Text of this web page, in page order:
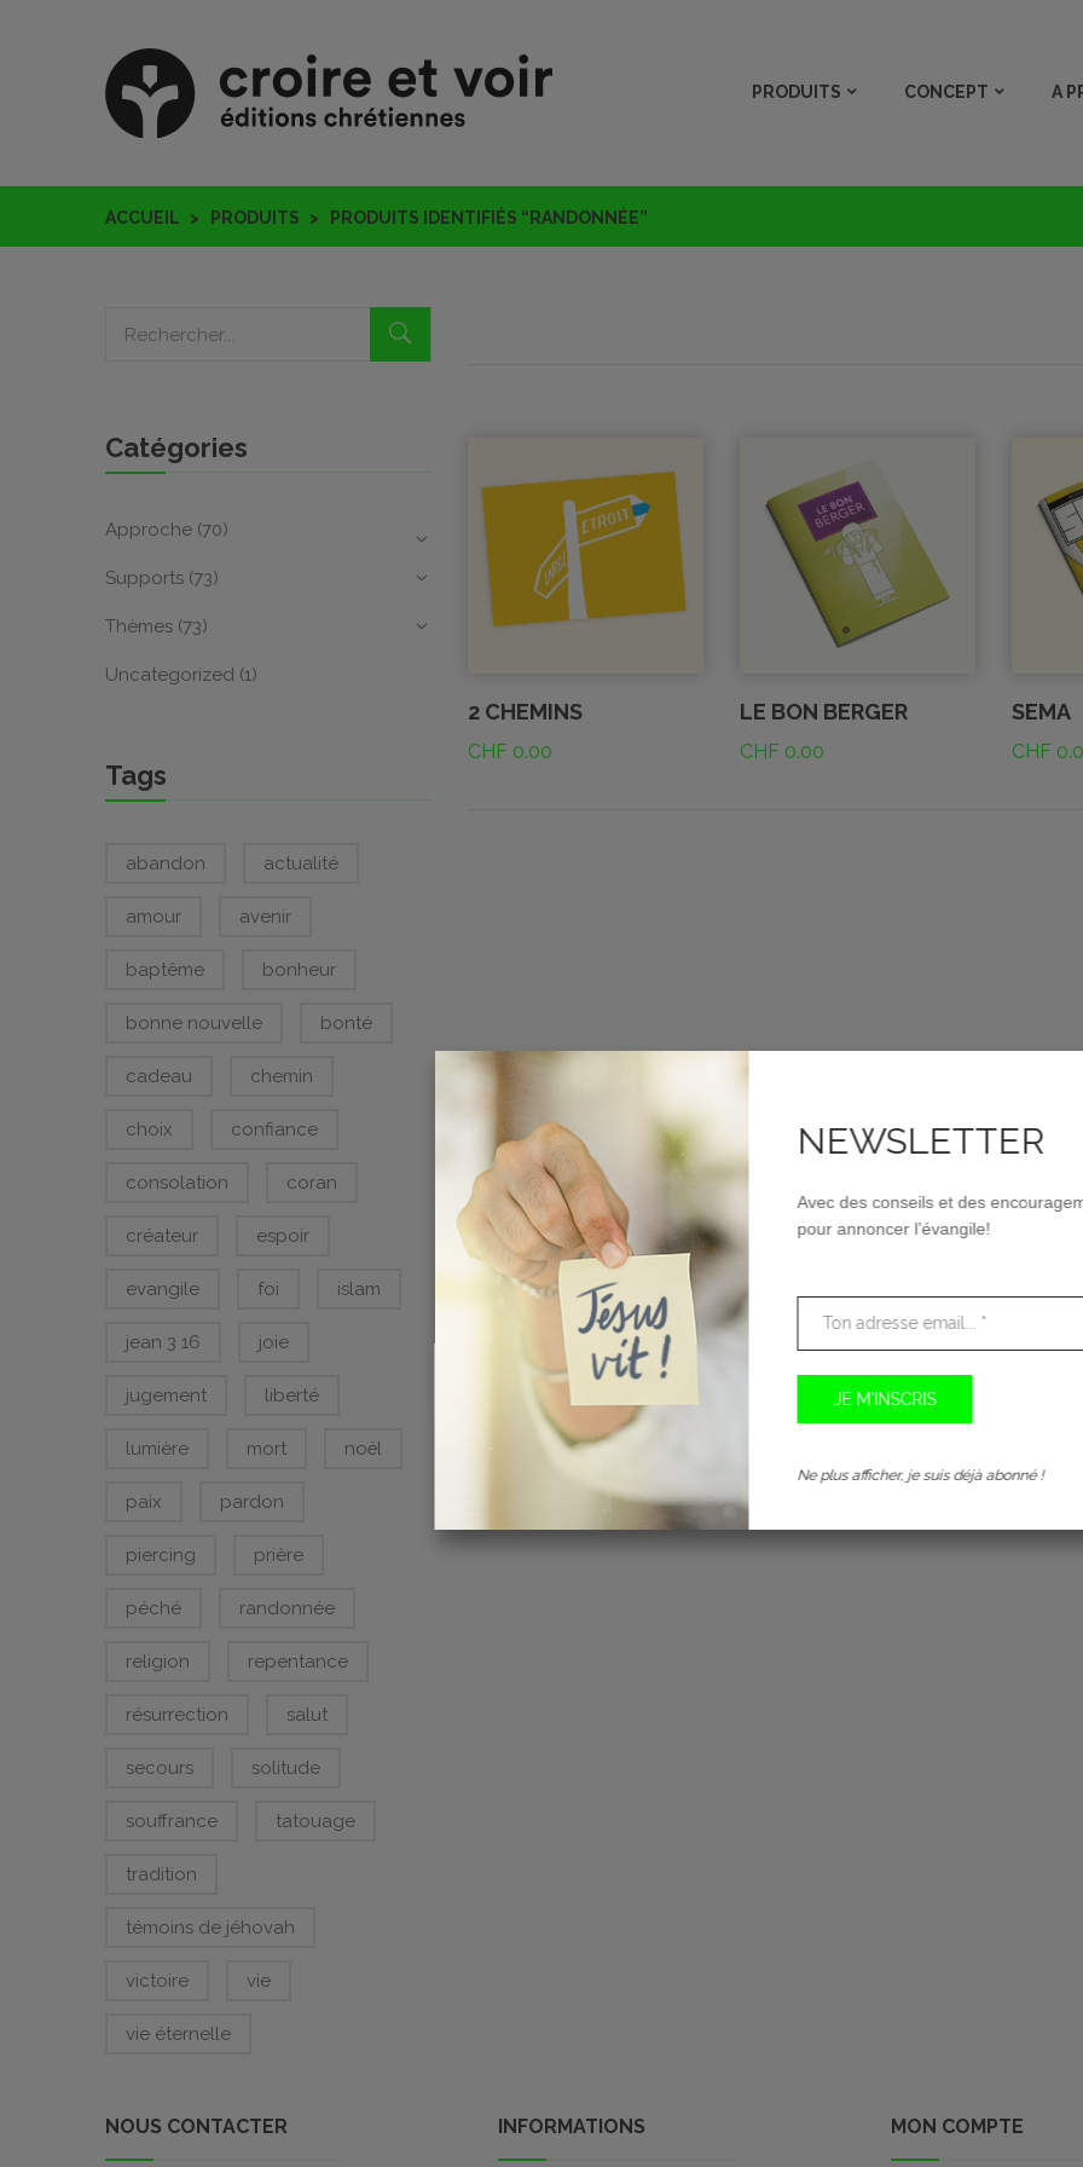
PRODUITS CONCEPT A
ACCUEIL PRODUITS PRODUITS IDENTIFIÉS “RANDONNÉE”
Catégories
Approche (70)
Supports (73)
Thèmes (73)
Uncategorized (1)
Tags
abandon actualité
amour avenir
baptême bonheur
bonne nouvelle bonté
cadeau chemin
choix confiance
consolation coran
créateur espoir
evangile foi islam
jean 3 16 joie
jugement liberté
lumière mort noël
paix pardon
piercing prière
péché randonnée
religion repentance
résurrection salut
secours solitude
souffrance tatouage
tradition
témoins de jéhovah
victoire vie
vie éternelle
2 CHEMINS
CHF 0.00
LE BON BERGER
CHF 0.00
SEMA
CHF
NOUS CONTACTER INFORMATIONS MON COMPTE
NEWSLETTER
Avec des conseils et des
pour annoncer l’évangile!
Ne plus afficher, je suis déjà abonné !